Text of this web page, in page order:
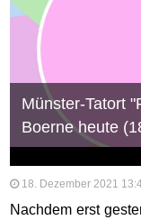
Münster-Tatort
Boerne heute
18. Dezember 2021
Nachdem erst